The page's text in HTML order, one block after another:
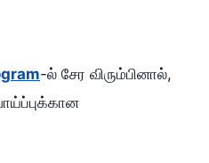
-ல் சேர விரும்பினால்,